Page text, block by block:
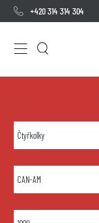
+420 314 314 304